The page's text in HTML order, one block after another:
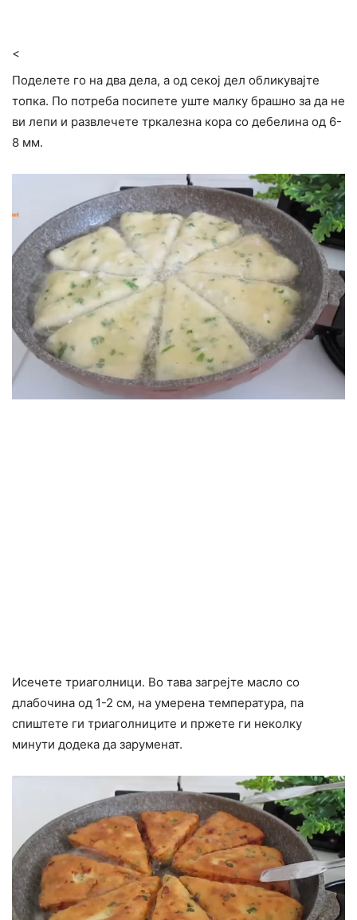
<
Поделете го на два дела, а од секој дел обликувајте
топка. По потреба посипете уште малку брашно за да не
ви лепи и развлечете тркалезна кора со дебелина од 6-
8 мм.
Исечете триаголници. Во тава загрејте масло со
длабочина од 1-2 см, на умерена температура, па
спиштете ги триаголниците и пржете ги неколку
минути додека да заруменат.